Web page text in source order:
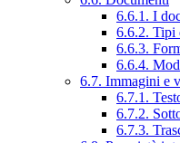
6.6.1. I
6.6.2. Tipi
6.6.3.
6.6.4.
6.7. Immagini e
6.7.1.
6.7.2.
6.7.3.